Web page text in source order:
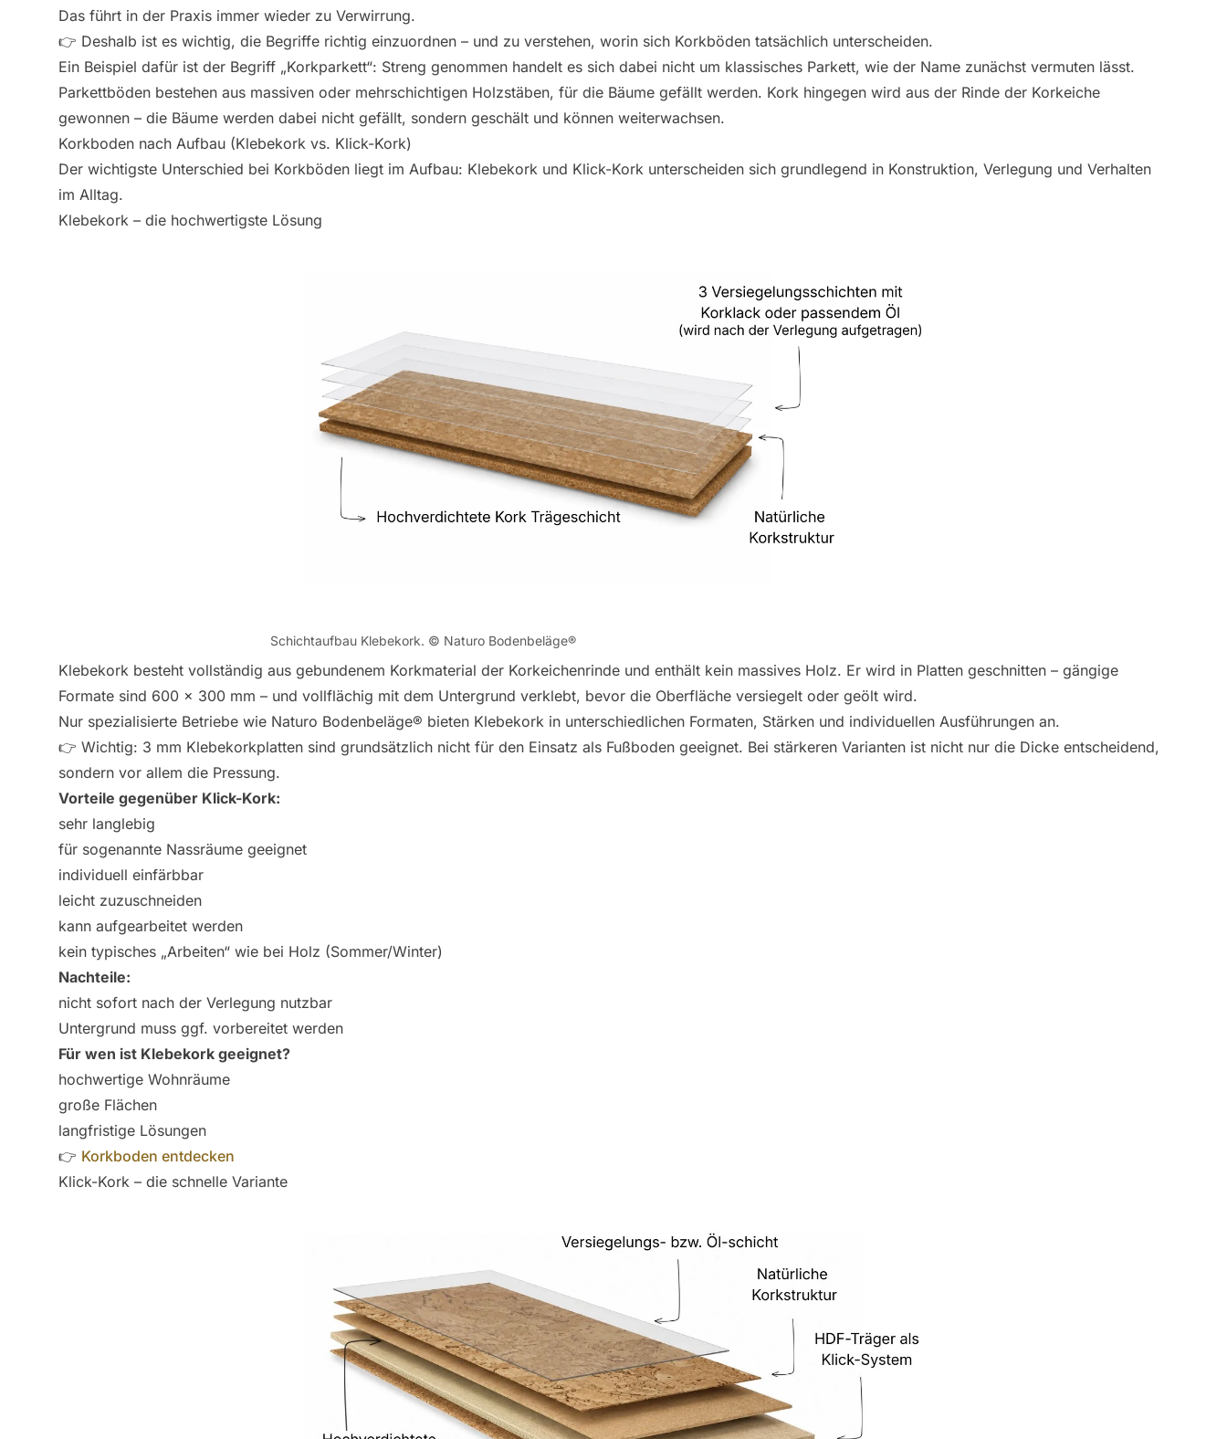
Das führt in der Praxis immer wieder zu Verwirrung.
👉 Deshalb ist es wichtig, die Begriffe richtig einzuordnen – und zu verstehen, worin sich Korkböden tatsächlich unterscheiden.
Ein Beispiel dafür ist der Begriff „Korkparkett“: Streng genommen handelt es sich dabei nicht um klassisches Parkett, wie der Name zunächst vermuten lässt.
Parkettböden bestehen aus massiven oder mehrschichtigen Holzstäben, für die Bäume gefällt werden. Kork hingegen wird aus der Rinde der Korkeiche
gewonnen – die Bäume werden dabei nicht gefällt, sondern geschält und können weiterwachsen.
Korkboden nach Aufbau (Klebekork vs. Klick-Kork)
Der wichtigste Unterschied bei Korkböden liegt im Aufbau: Klebekork und Klick-Kork unterscheiden sich grundlegend in Konstruktion, Verlegung und Verhalten
im Alltag.
Klebekork – die hochwertigste Lösung
Schichtaufbau Klebekork. © Naturo Bodenbeläge®
Klebekork besteht vollständig aus gebundenem Korkmaterial der Korkeichenrinde und enthält kein massives Holz. Er wird in Platten geschnitten – gängige
Formate sind 600 × 300 mm – und vollflächig mit dem Untergrund verklebt, bevor die Oberfläche versiegelt oder geölt wird.
Nur spezialisierte Betriebe wie Naturo Bodenbeläge® bieten Klebekork in unterschiedlichen Formaten, Stärken und individuellen Ausführungen an.
👉 Wichtig: 3 mm Klebekorkplatten sind grundsätzlich nicht für den Einsatz als Fußboden geeignet. Bei stärkeren Varianten ist nicht nur die Dicke entscheidend,
sondern vor allem die Pressung.
Vorteile gegenüber Klick-Kork:
sehr langlebig
für sogenannte Nassräume geeignet
individuell einfärbbar
leicht zuzuschneiden
kann aufgearbeitet werden
kein typisches „Arbeiten“ wie bei Holz (Sommer/Winter)
Nachteile:
nicht sofort nach der Verlegung nutzbar
Untergrund muss ggf. vorbereitet werden
Für wen ist Klebekork geeignet?
hochwertige Wohnräume
große Flächen
langfristige Lösungen
👉 Korkboden entdecken
Klick-Kork – die schnelle Variante